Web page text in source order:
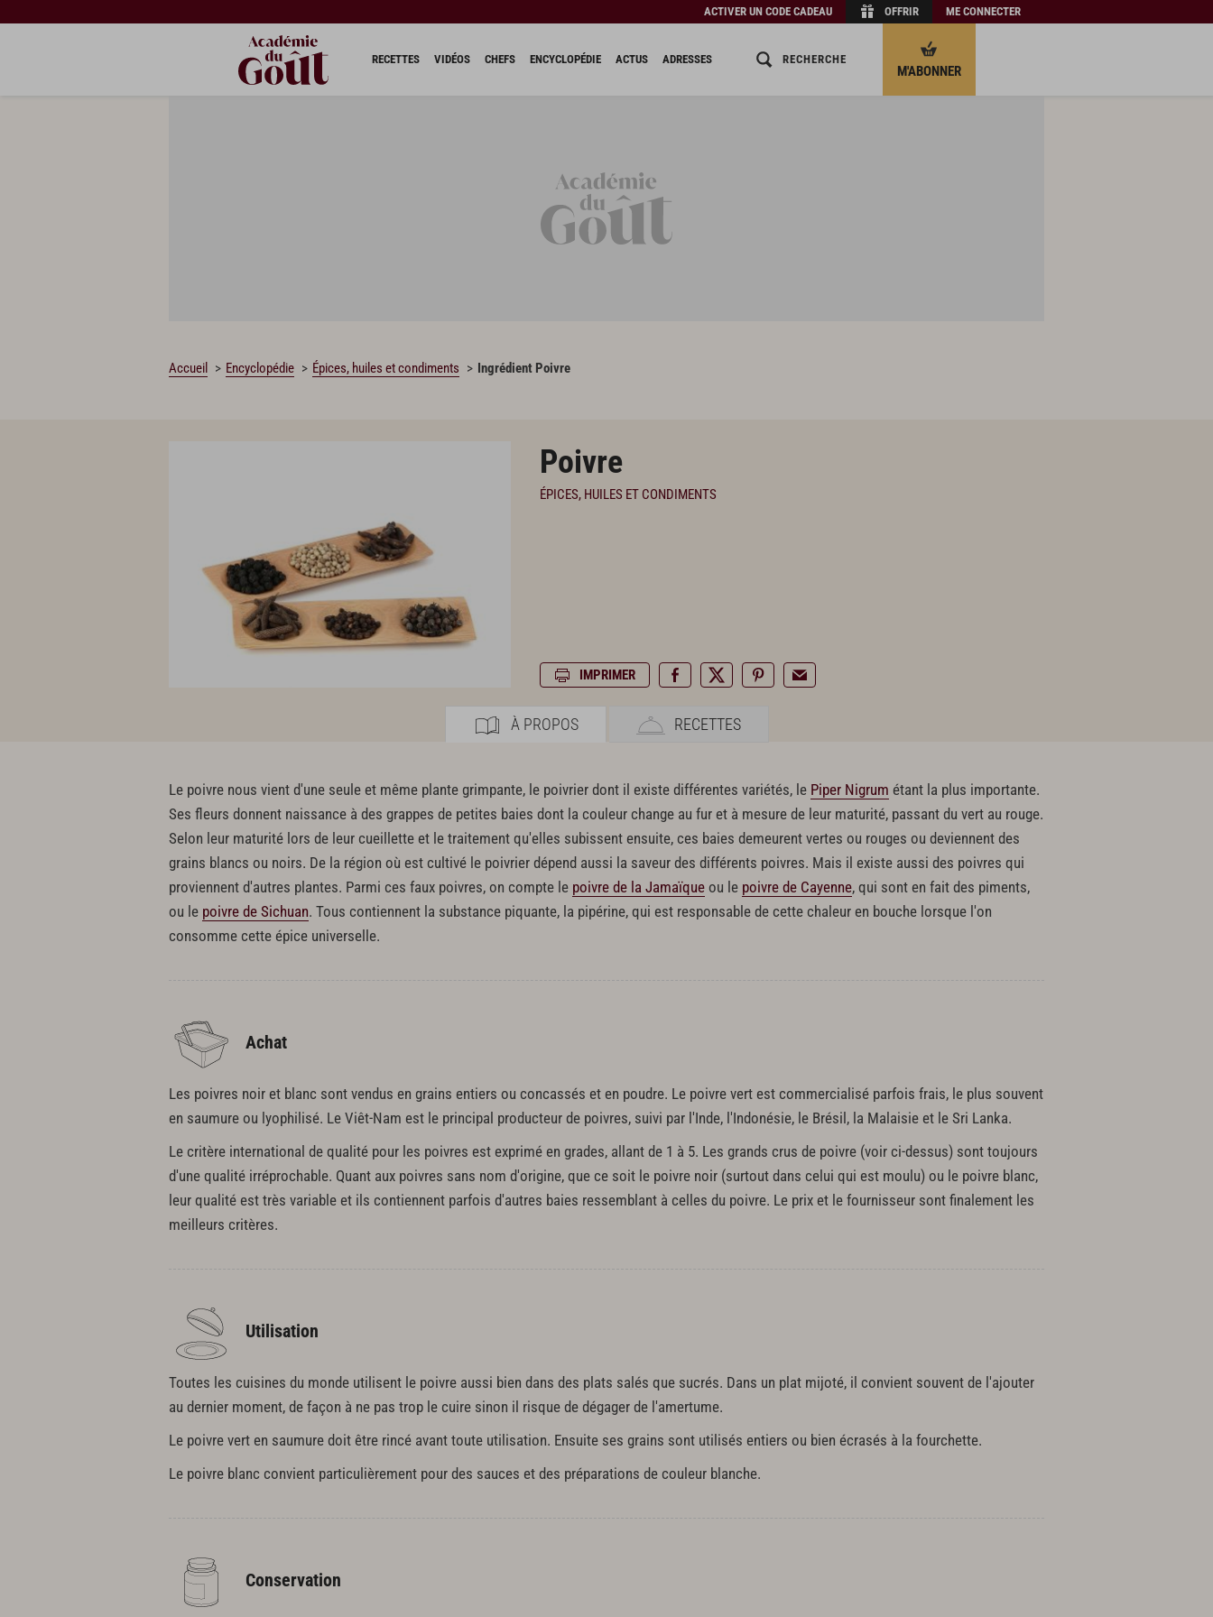
ACTIVER UN CODE CADEAU OFFRIR ME CONNECTER
RECETTES VIDÉOS CHEFS ENCYCLOPÉDIE ACTUS ADRESSES RECHERCHE
M'ABONNER
Accueil Encyclopédie Épices, huiles et condiments Ingrédient Poivre
Poivre
ÉPICES, HUILES ET CONDIMENTS
IMPRIMER
À PROPOS RECETTES
Le poivre nous vient d'une seule et même plante grimpante, le poivrier dont il existe différentes variétés, le Piper Nigrum étant la plus importante.
Ses fleurs donnent naissance à des grappes de petites baies dont la couleur change au fur et à mesure de leur maturité, passant du vert au rouge.
Selon leur maturité lors de leur cueillette et le traitement qu'elles subissent ensuite, ces baies demeurent vertes ou rouges ou deviennent des
grains blancs ou noirs. De la région où est cultivé le poivrier dépend aussi la saveur des différents poivres. Mais il existe aussi des poivres qui
proviennent d'autres plantes. Parmi ces faux poivres, on compte le poivre de la Jamaïque ou le poivre de Cayenne, qui sont en fait des piments,
ou le poivre de Sichuan. Tous contiennent la substance piquante, la pipérine, qui est responsable de cette chaleur en bouche lorsque l'on
consomme cette épice universelle.
Achat
Les poivres noir et blanc sont vendus en grains entiers ou concassés et en poudre. Le poivre vert est commercialisé parfois frais, le plus souvent
en saumure ou lyophilisé. Le Viêt-Nam est le principal producteur de poivres, suivi par l'Inde, l'Indonésie, le Brésil, la Malaisie et le Sri Lanka.
Le critère international de qualité pour les poivres est exprimé en grades, allant de 1 à 5. Les grands crus de poivre (voir ci-dessus) sont toujours
d'une qualité irréprochable. Quant aux poivres sans nom d'origine, que ce soit le poivre noir (surtout dans celui qui est moulu) ou le poivre blanc,
leur qualité est très variable et ils contiennent parfois d'autres baies ressemblant à celles du poivre. Le prix et le fournisseur sont finalement les
meilleurs critères.
Utilisation
Toutes les cuisines du monde utilisent le poivre aussi bien dans des plats salés que sucrés. Dans un plat mijoté, il convient souvent de l'ajouter
au dernier moment, de façon à ne pas trop le cuire sinon il risque de dégager de l'amertume.
Le poivre vert en saumure doit être rincé avant toute utilisation. Ensuite ses grains sont utilisés entiers ou bien écrasés à la fourchette.
Le poivre blanc convient particulièrement pour des sauces et des préparations de couleur blanche.
Conservation